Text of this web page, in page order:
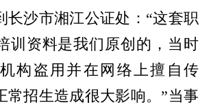
长沙市湘江公证处：“这套职
训资料是我们原创的，当时
构盗用并在网络上擅自传
常招生造成很大影响。”当事